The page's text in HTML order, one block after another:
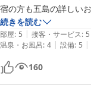
宿の方も五島の詳しい
スーパーなどが近く、
続きを読む
部屋: 5 | 接客・サービス: 5
温泉・お風呂: 4 | 設備: 5 |
160